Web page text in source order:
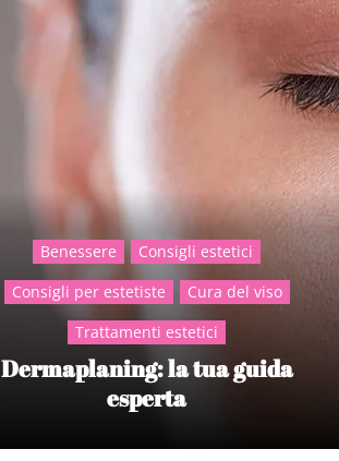
Benessere
Consigli estetici
Consigli per estetiste
Cura del viso
Trattamenti estetici
Dermaplaning: la tua guida
esperta